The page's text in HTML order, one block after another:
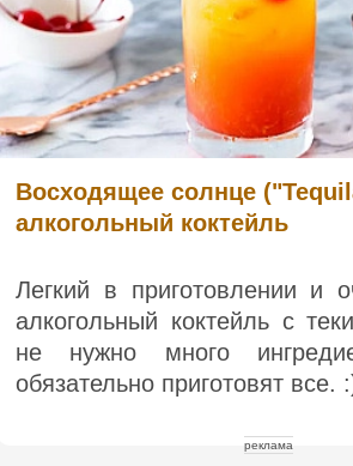
Восходящее солнце
алкогольный коктейль
Легкий в приготовлении и
алкогольный коктейль с
не нужно много
обязательно приготовят все.
реклама